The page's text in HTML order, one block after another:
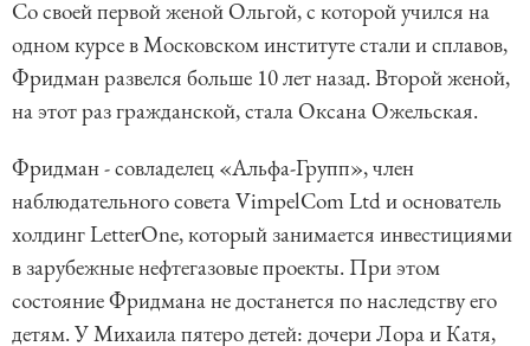
Со своей первой женой Ольгой, с которой учился на
одном курсе в Московском институте стали и сплавов,
Фридман развелся больше 10 лет назад. Второй женой,
на этот раз гражданской, стала Оксана Ожельская.
Фридман - cовладелец «Альфа-Групп», член
наблюдательного совета VimpelCom Ltd и основатель
холдинг LetterOne, который занимается инвестициями
в зарубежные нефтегазовые проекты. При этом
состояние Фридмана не достанется по наследству его
детям. У Михаила пятеро детей: дочери Лора и Катя,